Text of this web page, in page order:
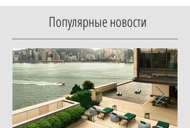
Популярные новости